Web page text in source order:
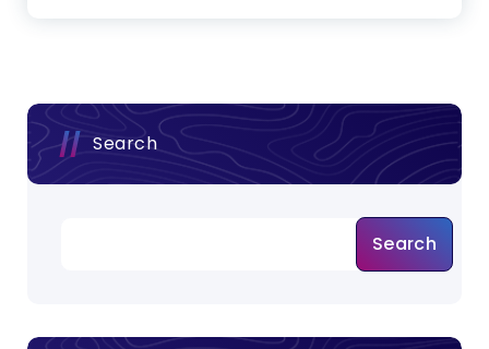
Search
Search